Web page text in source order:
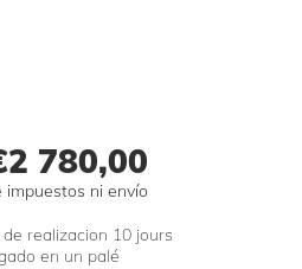
2 780,00
impuestos ni envío
de realizacion 10 jours
en un palé